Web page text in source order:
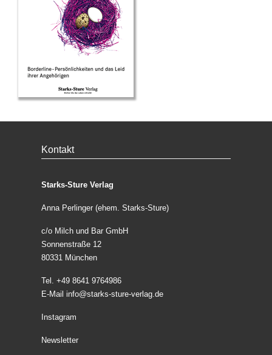
Kontakt
Starks-Sture Verlag
Anna Perlinger (ehem. Starks-Sture)
c/o Milch und Bar GmbH
Sonnenstraße 12
80331 München
Tel. +49 8641 9764986
E-Mail info@starks-sture-verlag.de
Instagram
Newsletter